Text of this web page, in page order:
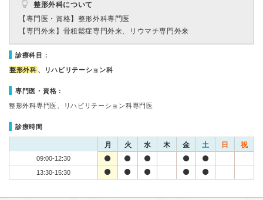
整形外科について
【専門医・資格】 整形外科専門医
【専門外来】 骨粗鬆症専門外来、リウマチ専門外来
診療科目：
整形外科 、リハビリテーション科
専門医・資格：
整形外科専門医、リハビリテーション科専門医
診療時間
月 火 水 木 金 土 日 祝
09:00-12:30
13:30-15:30